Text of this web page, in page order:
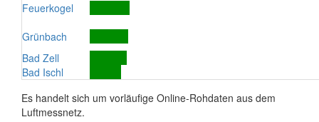
Feuerkogel
Grünbach
Bad Zell
Bad Ischl
Es handelt sich um vorläufige Online-Rohdaten aus dem
Luftmessnetz.